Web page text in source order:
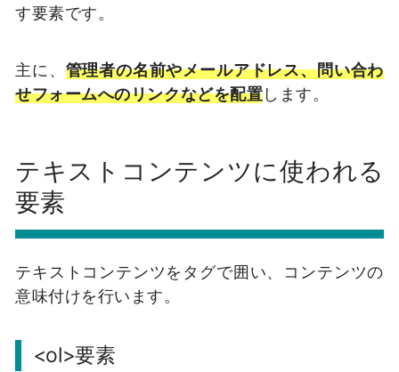
す要素です。
主に、 管理者の名前やメールアドレス、問い合わ
せフォームへのリンクなどを配置します。
テキストコンテンツに使われる
要素
テキストコンテンツをタグで囲い、コンテンツの
意味付けを行います。
<ol>要素